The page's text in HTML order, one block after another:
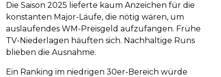
Die Saison 2025 lieferte kaum Anzeichen für die
konstanten Major-Läufe, die nötig wären, um
auslaufendes WM-Preisgeld aufzufangen. Frühe
TV-Niederlagen häuften sich. Nachhaltige Runs
blieben die Ausnahme.
Ein Ranking im niedrigen 30er-Bereich würde